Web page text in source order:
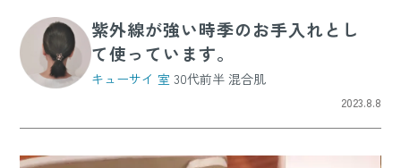
紫外線が強い時季のお手入れとし
て使っています。
キューサイ 室30代前半 混合肌
2023.8.8